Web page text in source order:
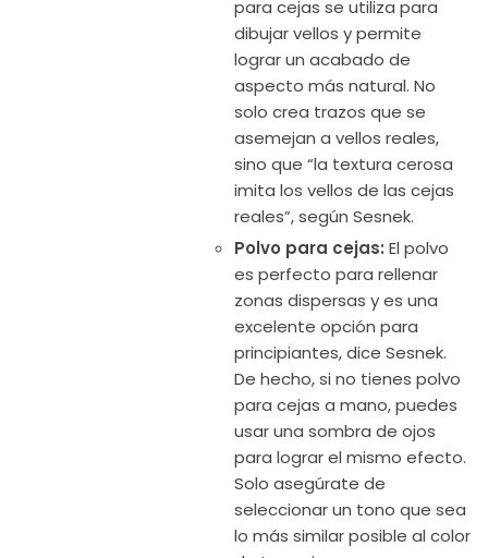
para cejas se utiliza para
dibujar vellos y permite
lograr un acabado de
aspecto más natural. No
solo crea trazos que se
asemejan a vellos reales,
sino que “la textura cerosa
imita los vellos de las cejas
reales”, según Sesnek.
Polvo para cejas: El polvo
es perfecto para rellenar
zonas dispersas y es una
excelente opción para
principiantes, dice Sesnek.
De hecho, si no tienes polvo
para cejas a mano, puedes
usar una sombra de ojos
para lograr el mismo efecto.
Solo asegúrate de
seleccionar un tono que sea
lo más similar posible al color